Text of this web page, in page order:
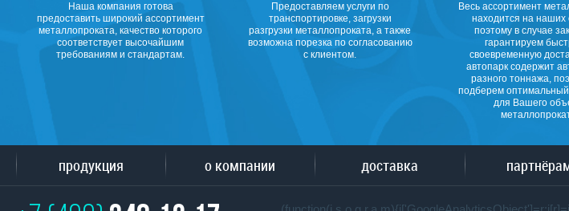
Наша компания готова
предоставить широкий ассортимент
металлопроката, качество которого
соответствует высочайшим
требованиям и стандартам.
Предоставляем услуги по
транспортировке, загрузки
разгрузки металлопроката, а также
возможна порезка по согласованию
с клиентом.
Весь ассортимент
находится на наших
поэтому в случае
гарантируем
своевременную
автопарк содержит
разного тоннажа,
подберем
для Вашего
продукция о компании доставка